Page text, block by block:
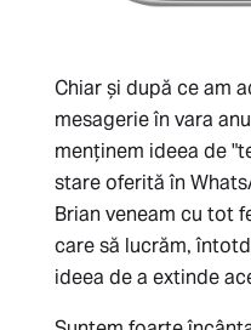
Chiar și după ce am
mesagerie în vara
menținem ideea de
stare oferită în
Brian veneam cu tot
care să lucrăm,
ideea de a extinde